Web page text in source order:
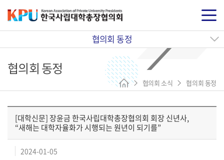
협의회 동정
협의회 동정
협의회 소식 협의회 동정
[대학신문] 장윤금 한국사립대학총장협의회 회장 신년사,
“새해는 대학자율화가 시행되는 원년이 되기를”
2024-01-05